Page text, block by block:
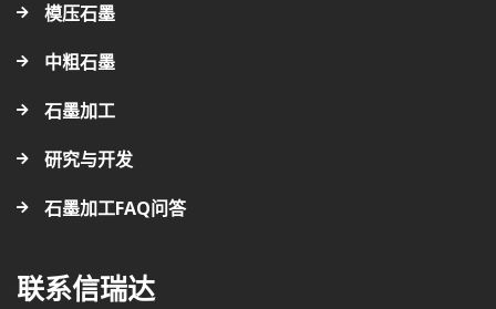
模压石墨
中粗石墨
石墨加工
研究与开发
石墨加工FAQ问答
联系信瑞达